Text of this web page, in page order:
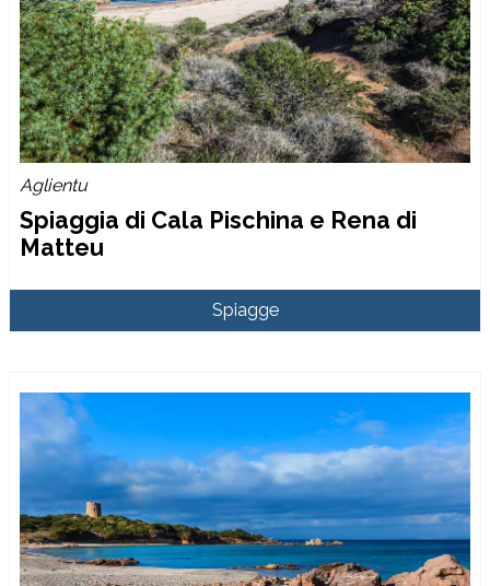
Aglientu
Spiaggia di Cala Pischina e Rena di
Matteu
Spiagge